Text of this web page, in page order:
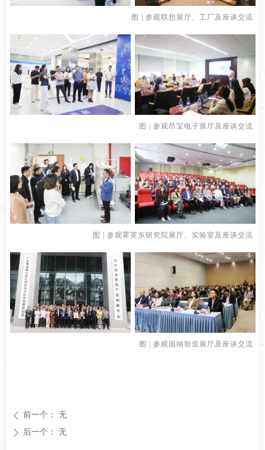
图 | 参观联想展厅、工厂及座谈交流
图 | 参观昂宝电子展厅及座谈交流
图 | 参观霍英东研究院展厅、实验室及座谈交流
图 | 参观国纳智造展厅及座谈交流
ꄴ 前一个： 无
ꄲ 后一个： 无